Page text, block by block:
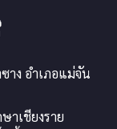
าง อำเภอแม่จัน
าเชียงราย